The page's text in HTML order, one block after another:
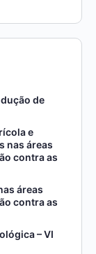
de
e
nas áreas
contra as
áreas
contra as
– VI